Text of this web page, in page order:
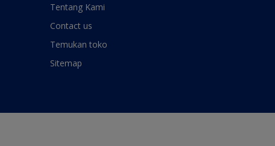
Tentang Kami
Contact us
Temukan toko
Sitemap